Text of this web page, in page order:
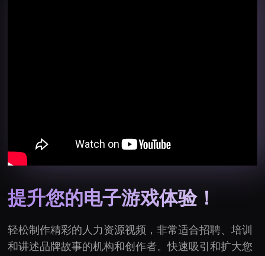
提升您的电子游戏体验！
轻松制作精彩的人力资源视频，非常适合招聘、培训
和讲述品牌故事的机构和创作者。快速吸引和扩大您